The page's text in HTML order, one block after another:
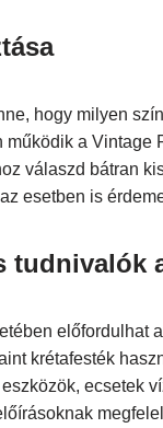
hogy milyen
működik a
válaszd bátran
esetben is
tudnivalók
előfordulhat
krétafesték
ecsetek